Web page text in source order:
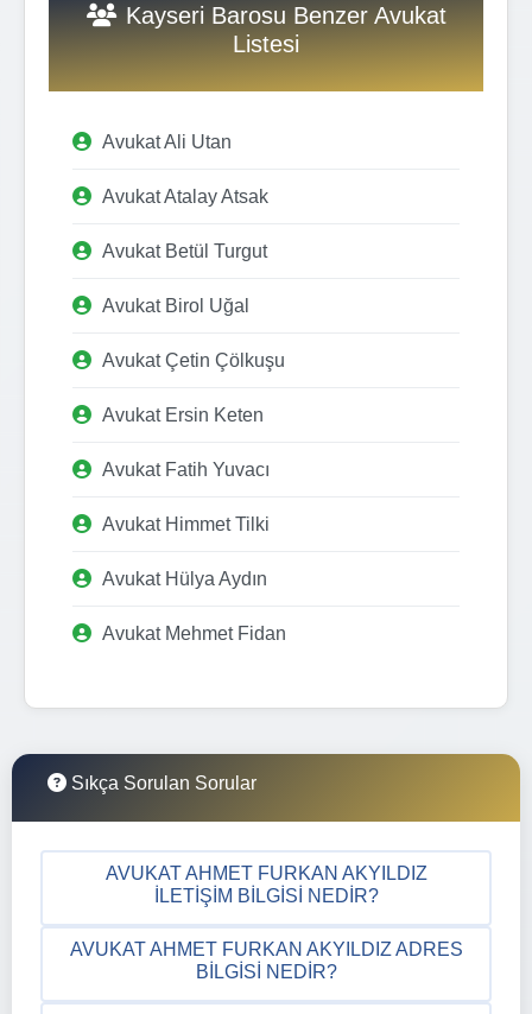
Kayseri Barosu Benzer Avukat
Listesi
Avukat Ali Utan
Avukat Atalay Atsak
Avukat Betül Turgut
Avukat Birol Uğal
Avukat Çetin Çölkuşu
Avukat Ersin Keten
Avukat Fatih Yuvacı
Avukat Himmet Tilki
Avukat Hülya Aydın
Avukat Mehmet Fidan
Sıkça Sorulan Sorular
AVUKAT AHMET FURKAN AKYILDIZ
İLETIŞIM BILGISI NEDIR?
AVUKAT AHMET FURKAN AKYILDIZ ADRES
BILGISI NEDIR?